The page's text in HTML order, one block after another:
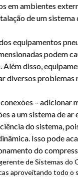
em ambientes
de um sistema
equipamentos
podem
Além disso,
diversos problemas
– adicionar
a um sistema de ar
do sistema,
Isso pode
do
de Sistemas do
aproveitando todo o